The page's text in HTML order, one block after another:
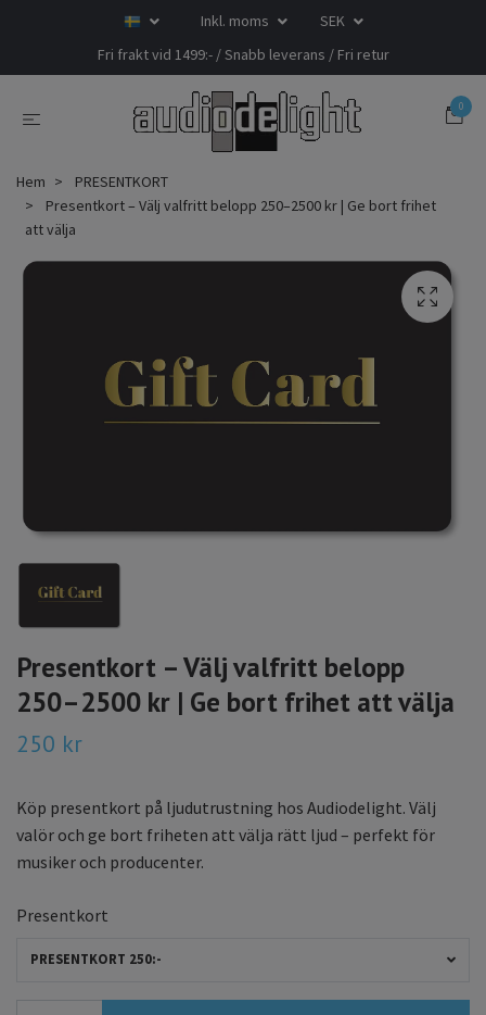
Inkl. moms
SEK
Fri frakt vid 1499:- / Snabb leverans / Fri retur
0
Hem
PRESENTKORT
Presentkort – Välj valfritt belopp 250–2500 kr | Ge bort frihet
att välja
Presentkort – Välj valfritt belopp
250–2500 kr | Ge bort frihet att välja
250 kr
Köp presentkort på ljudutrustning hos Audiodelight. Välj
valör och ge bort friheten att välja rätt ljud – perfekt för
musiker och producenter.
Presentkort
PRESENTKORT 250:-